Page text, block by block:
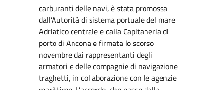
carburanti delle navi, è stata promossa
dall’Autorità di sistema portuale del mare
Adriatico centrale e dalla Capitaneria di
porto di Ancona e firmata lo scorso
novembre dai rappresentanti degli
armatori e delle compagnie di navigazione
traghetti, in collaborazione con le agenzie